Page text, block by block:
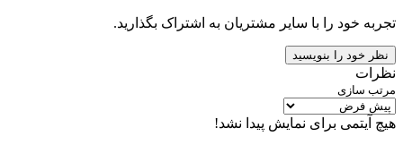
تجربه خود را با سایر مشتریان به اشتراک بگذارید.
نظر خود را بنویسید
نظرات
مرتب سازی
هیچ آیتمی برای نمایش پیدا نشد!